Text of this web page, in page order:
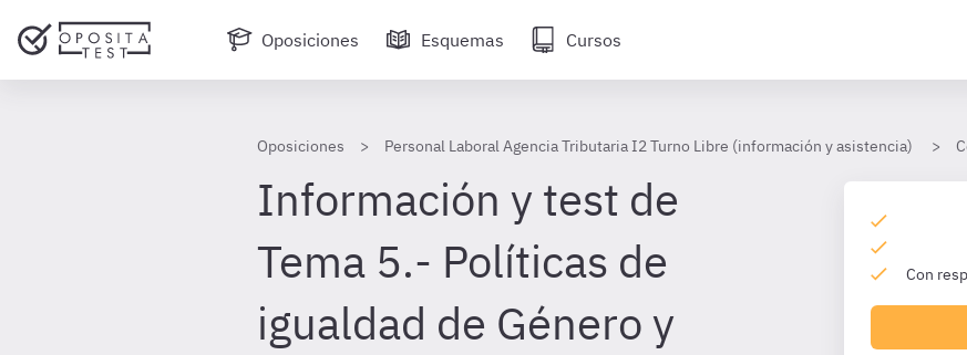
Oposiciones Esquemas Cursos
Oposiciones Personal Laboral Agencia Tributaria I2 Turno Libre (información y asistencia)
Información y test de
Tema 5.- Políticas de
igualdad de Género y
Con